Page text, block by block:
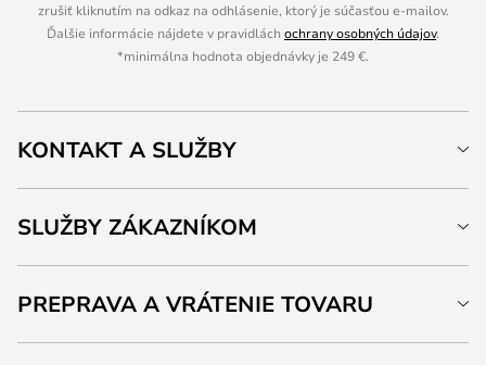
zrušiť kliknutím na odkaz na odhlásenie, ktorý je súčasťou e-mailov.
Ďalšie informácie nájdete v pravidláchochrany osobných údajov.
*minimálna hodnota objednávky je 249 €.
KONTAKT A SLUŽBY
SLUŽBY ZÁKAZNÍKOM
PREPRAVA A VRÁTENIE TOVARU